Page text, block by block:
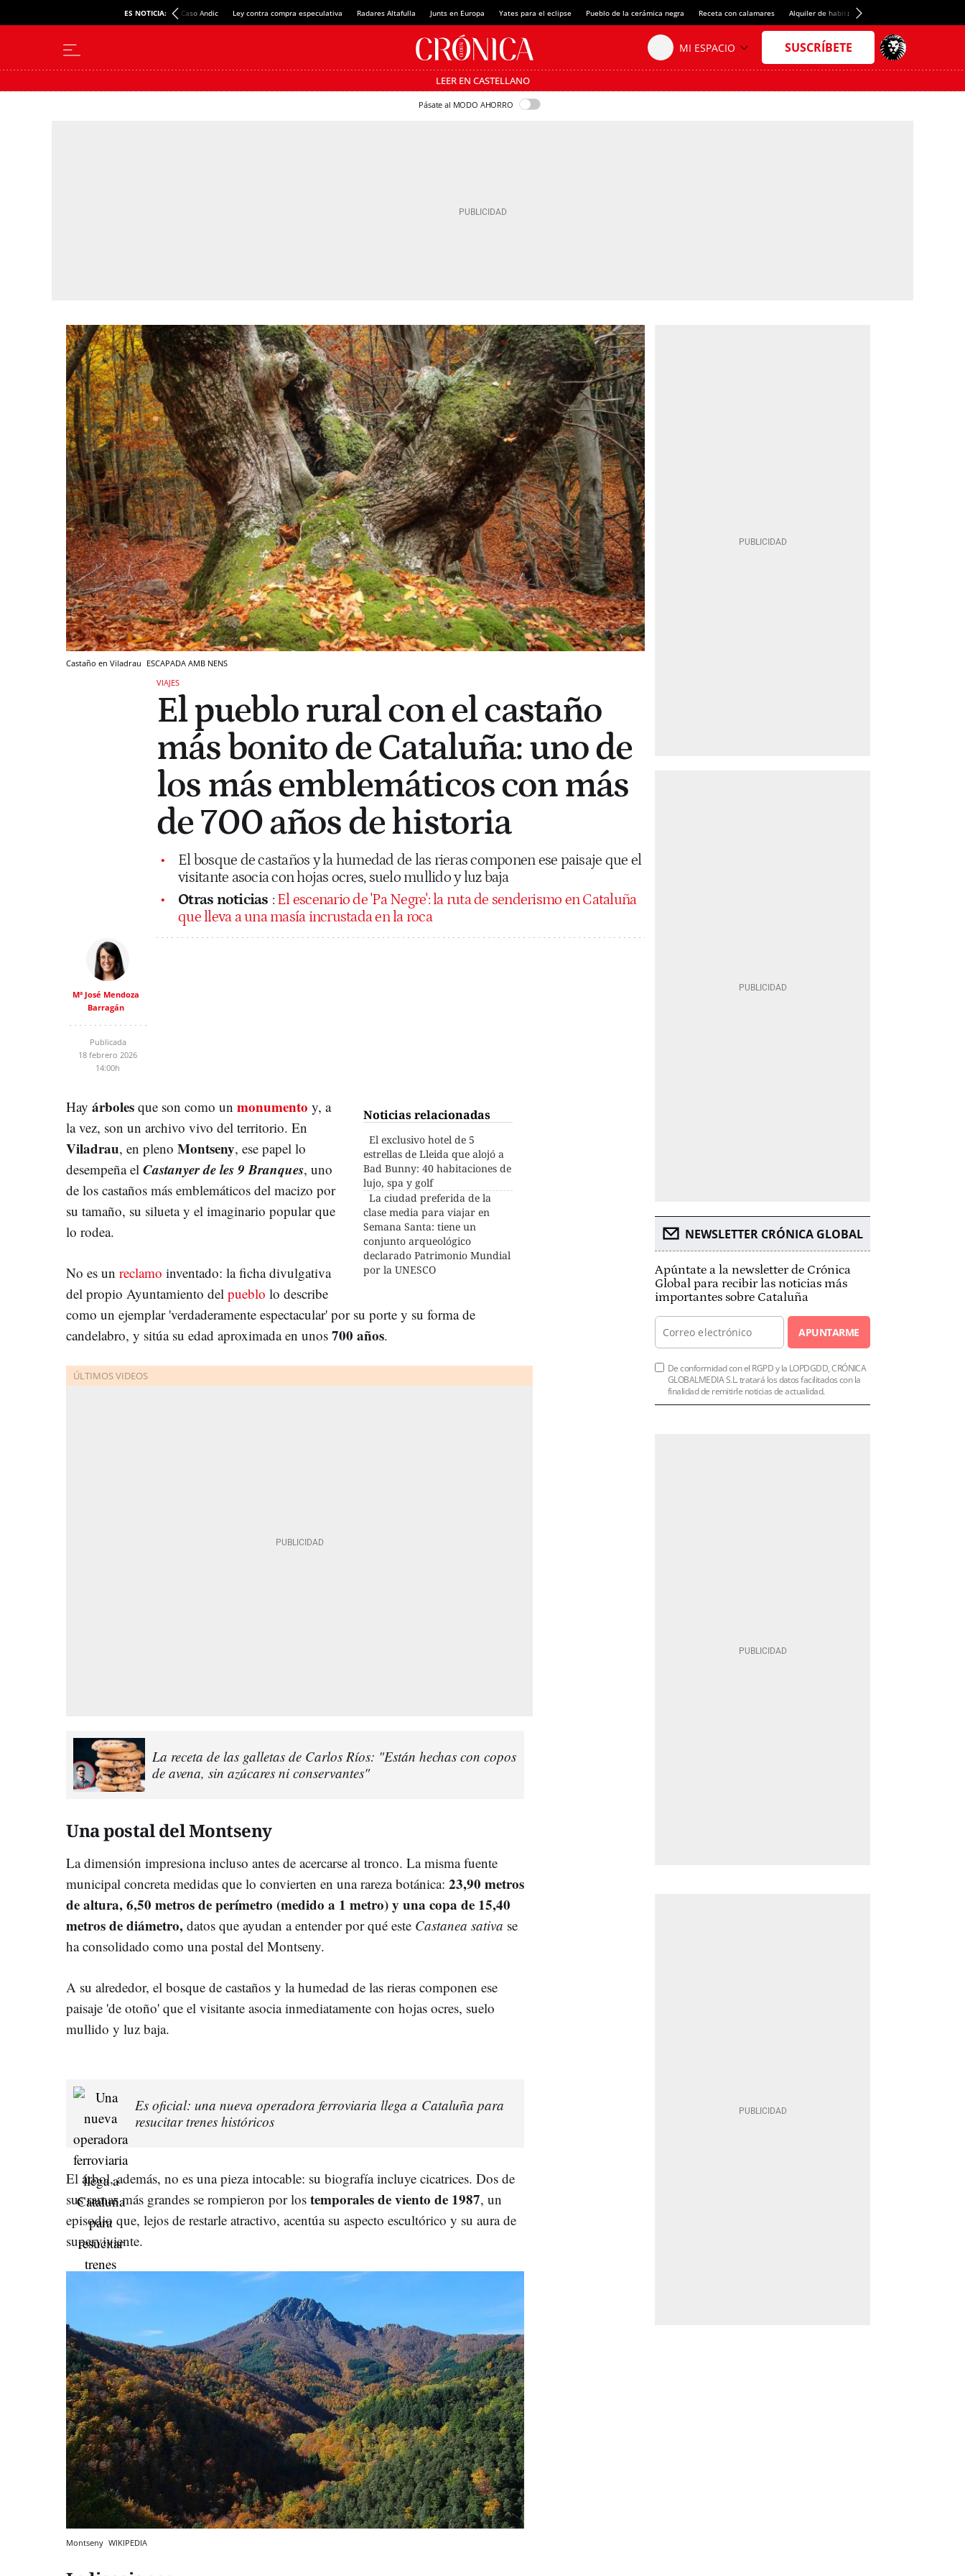
ES NOTICIA: Caso Andic Ley contra compra especulativa Radares Altafulla Junts en Europa Yates para el eclipse Pueblo de la cerámica negra Receta con calamares Alquiler de habitaciones en España
LEER EN CASTELLANO
Pásate al MODO AHORRO
Castaño en Viladrau ESCAPADA AMB NENS
VIAJES
El pueblo rural con el castaño
más bonito de Cataluña: uno de
los más emblemáticos con más
de 700 años de historia
El bosque de castaños y la humedad de las rieras componen ese paisaje que el
visitante asocia con hojas ocres, suelo mullido y luz baja
Otras noticias : El escenario de 'Pa Negre': la ruta de senderismo en Cataluña
que lleva a una masía incrustada en la roca
Mª José Mendoza
Barragán
Publicada
18 febrero 2026
14:00h
Noticias relacionadas
El exclusivo hotel de 5
estrellas de Lleida que alojó a
Bad Bunny: 40 habitaciones de
lujo, spa y golf
La ciudad preferida de la
clase media para viajar en
Semana Santa: tiene un
conjunto arqueológico
declarado Patrimonio Mundial
por la UNESCO
Hay árboles que son como un monumento y, a
la vez, son un archivo vivo del territorio. En
Viladrau, en pleno Montseny, ese papel lo
desempeña el Castanyer de les 9 Branques, uno
de los castaños más emblemáticos del macizo por
su tamaño, su silueta y el imaginario popular que
lo rodea.
No es un reclamo inventado: la ficha divulgativa
del propio Ayuntamiento del pueblo lo describe
como un ejemplar 'verdaderamente espectacular' por su porte y su forma de
candelabro, y sitúa su edad aproximada en unos 700 años.
La receta de las galletas de Carlos Ríos: "Están hechas con copos
de avena, sin azúcares ni conservantes"
Una postal del Montseny
La dimensión impresiona incluso antes de acercarse al tronco. La misma fuente
municipal concreta medidas que lo convierten en una rareza botánica: 23,90 metros
de altura, 6,50 metros de perímetro (medido a 1 metro) y una copa de 15,40
metros de diámetro, datos que ayudan a entender por qué este Castanea sativa se
ha consolidado como una postal del Montseny.
A su alrededor, el bosque de castaños y la humedad de las rieras componen ese
paisaje 'de otoño' que el visitante asocia inmediatamente con hojas ocres, suelo
mullido y luz baja.
Es oficial: una nueva operadora ferroviaria llega a Cataluña para
resucitar trenes históricos
El árbol, además, no es una pieza intocable: su biografía incluye cicatrices. Dos de
sus ramas más grandes se rompieron por los temporales de viento de 1987, un
episodio que, lejos de restarle atractivo, acentúa su aspecto escultórico y su aura de
superviviente.
Montseny WIKIPEDIA
NEWSLETTER CRÓNICA GLOBAL
Apúntate a la newsletter de Crónica
Global para recibir las noticias más
importantes sobre Cataluña
APUNTARME
De conformidad con el RGPD y la LOPDGDD, CRÓNICA
GLOBALMEDIA S.L. tratará los datos facilitados con la
finalidad de remitirle noticias de actualidad.